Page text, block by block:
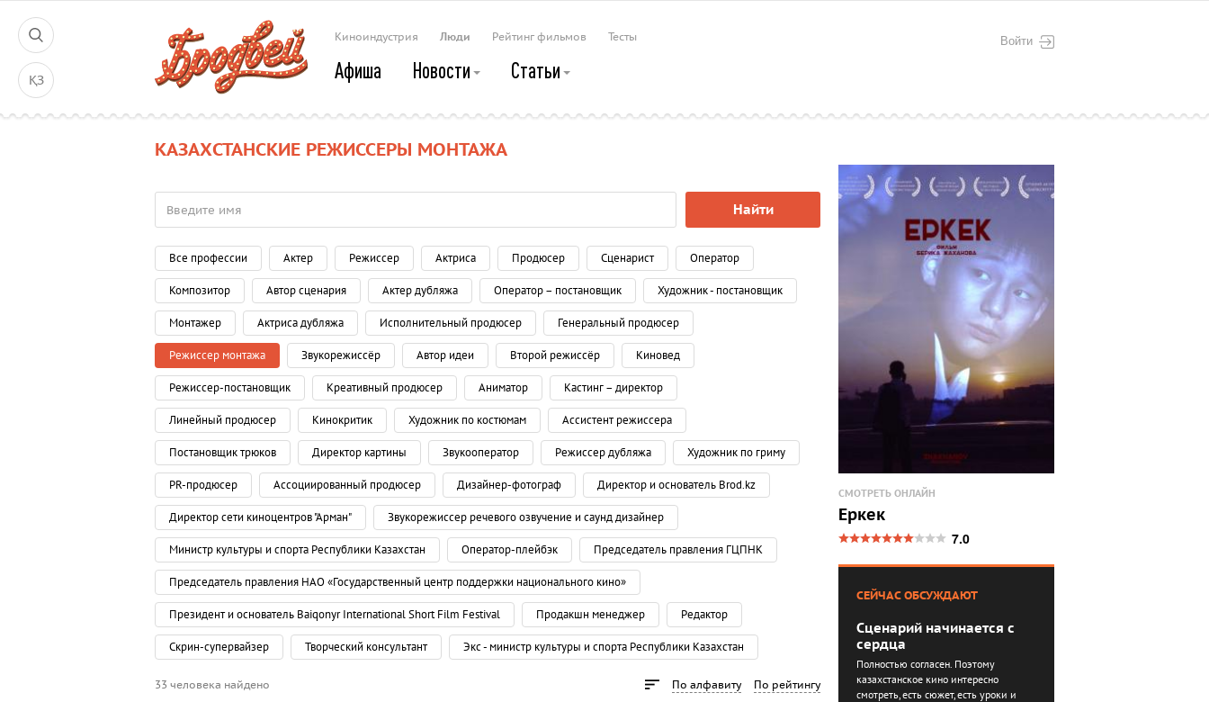
ҚЗ
Войти
Киноиндустрия Люди Рейтинг фильмов Тесты
Афиша Новости Статьи
КАЗАХСТАНСКИЕ РЕЖИССЕРЫ МОНТАЖА
Найти
Все профессии Актер Режиссер Актриса Продюсер Сценарист Оператор
Композитор Автор сценария Актер дубляжа Оператор – постановщик Художник - постановщик
Монтажер Актриса дубляжа Исполнительный продюсер Генеральный продюсер
Режиссер монтажа Звукорежиссёр Автор идеи Второй режиссёр Киновед
Режиссер-постановщик Креативный продюсер Аниматор Кастинг – директор
Линейный продюсер Кинокритик Художник по костюмам Ассистент режиссера
Постановщик трюков Директор картины Звукооператор Режиссер дубляжа Художник по гриму
PR-продюсер Ассоциированный продюсер Дизайнер-фотограф Директор и основатель Brod.kz
Директор сети киноцентров "Арман" Звукорежиссер речевого озвучение и саунд дизайнер
Министр культуры и спорта Республики Казахстан Оператор-плейбэк Председатель правления ГЦПНК
Председатель правления НАО «Государственный центр поддержки национального кино»
Президент и основатель Baiqonyr International Short Film Festival Продакшн менеджер Редактор
Скрин-супервайзер Творческий консультант Экс - министр культуры и спорта Республики Казахстан
33 человека найдено По алфавиту По рейтингу
СМОТРЕТЬ ОНЛАЙН
Еркек
7.0
СЕЙЧАС ОБСУЖДАЮТ
Сценарий начинается с
сердца
Полностью согласен. Поэтому
казахстанское кино интересно
смотреть, есть сюжет, есть уроки и